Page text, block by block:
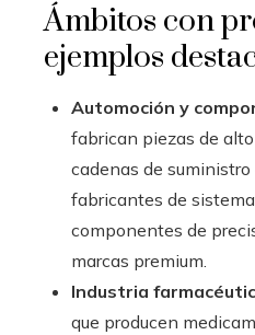
Ámbitos con
ejemplos
Automoción y
fabrican piezas de
cadenas de suministro
fabricantes de
componentes de
marcas premium.
Industria
que producen